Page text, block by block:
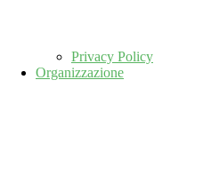
Privacy Policy
Organizzazione